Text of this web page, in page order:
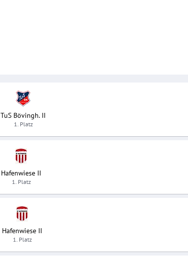
TuS Bövingh. II
1. Platz
Hafenwiese II
1. Platz
Hafenwiese II
1. Platz